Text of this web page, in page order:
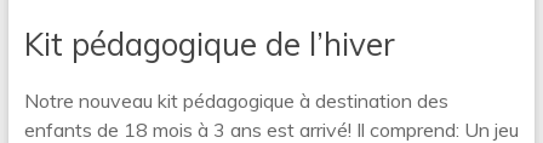
Kit pédagogique de l’hiver
Notre nouveau kit pédagogique à destination des
enfants de 18 mois à 3 ans est arrivé! Il comprend: Un jeu